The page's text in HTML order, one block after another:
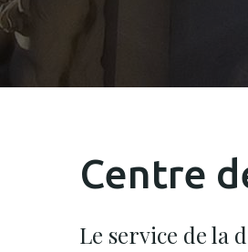
Centre
Le service de la